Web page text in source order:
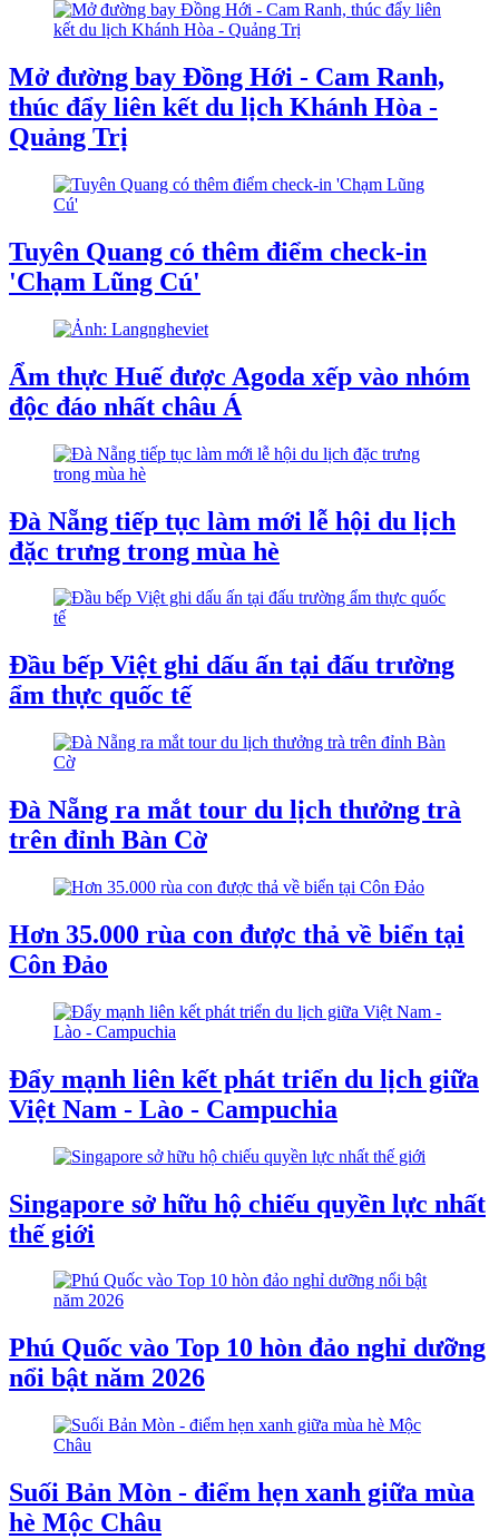
Mở đường bay Đồng Hới - Cam Ranh,
thúc đẩy liên kết du lịch Khánh Hòa -
Quảng Trị
Tuyên Quang có thêm điểm check-in
'Chạm Lũng Cú'
Ẩm thực Huế được Agoda xếp vào nhóm
độc đáo nhất châu Á
Đà Nẵng tiếp tục làm mới lễ hội du lịch
đặc trưng trong mùa hè
Đầu bếp Việt ghi dấu ấn tại đấu trường
ẩm thực quốc tế
Đà Nẵng ra mắt tour du lịch thưởng trà
trên đỉnh Bàn Cờ
Hơn 35.000 rùa con được thả về biển tại
Côn Đảo
Đẩy mạnh liên kết phát triển du lịch giữa
Việt Nam - Lào - Campuchia
Singapore sở hữu hộ chiếu quyền lực nhất
thế giới
Phú Quốc vào Top 10 hòn đảo nghỉ dưỡng
nổi bật năm 2026
Suối Bản Mòn - điểm hẹn xanh giữa mùa
hè Mộc Châu